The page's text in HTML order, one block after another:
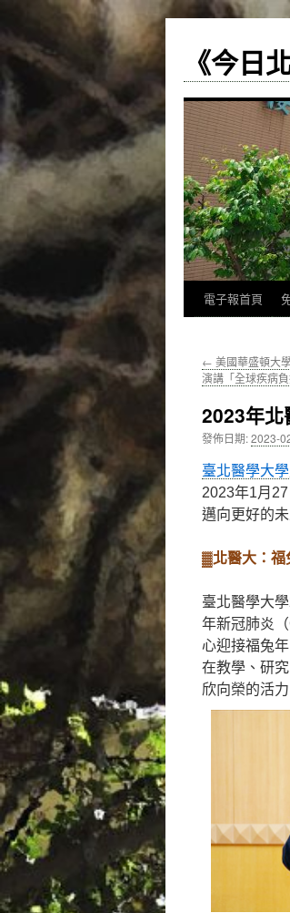
《今日
跳
主
內
容
電子報首頁
← 美國華盛頓大
演講「全球疾病負
2023年北
發佈日期:2023-
臺北醫學大學
2023年1月
邁向更好的未
▓北醫大：福
臺北醫學大
年新冠肺炎
心迎接福兔
在教學、研
欣向榮的活力